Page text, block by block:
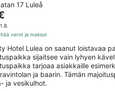
17 Luleå
verot ja maksut
Hotel Lulea on saanut loistavaa
sijaitsee vain lyhyen
tarjoaa asiakkaille
ja baarin. Tämän
ja vesikulhot.